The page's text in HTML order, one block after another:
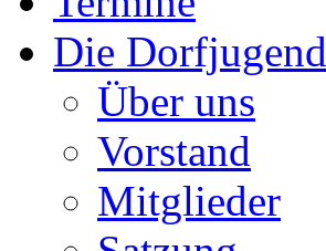
Die Dorfjugend
Über uns
Vorstand
Mitglieder